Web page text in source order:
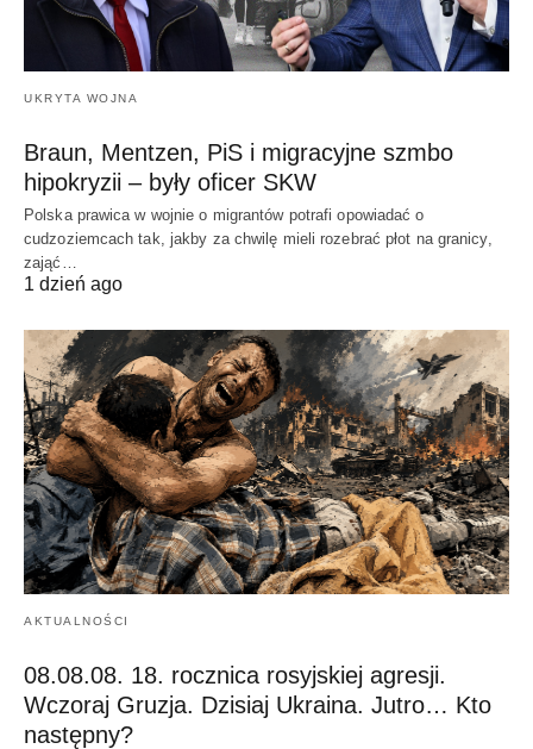
UKRYTA WOJNA
Braun, Mentzen, PiS i migracyjne szmbo
hipokryzii – były oficer SKW
Polska prawica w wojnie o migrantów potrafi opowiadać o
cudzoziemcach tak, jakby za chwilę mieli rozebrać płot na granicy,
zająć…
1 dzień ago
AKTUALNOŚCI
08.08.08. 18. rocznica rosyjskiej agresji.
Wczoraj Gruzja. Dzisiaj Ukraina. Jutro… Kto
następny?